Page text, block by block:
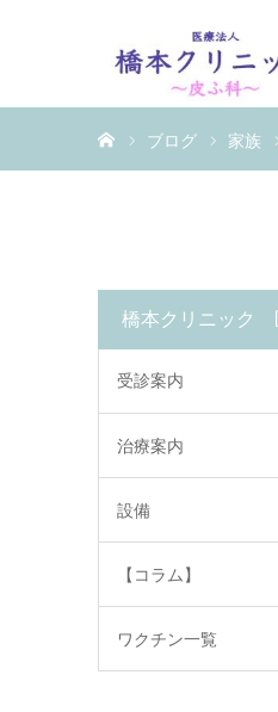
ブログ 家族
橋本クリニック
受診案内
治療案内
設備
【コラム】
ワクチン一覧